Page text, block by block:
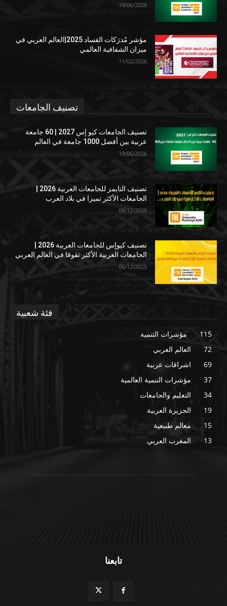
19/06/2026
مؤشر مُدرَكات الفساد 2025|العالم العربي في
ميزان الشفافية العالمي
11/02/2026
تصنيف الجامعات
تصنيف الجامعات كيو إس 2027 | 60 جامعة
عربية بين أفضل 1000 جامعة في العالم
19/06/2026
تصنيف التايمز للجامعات العربية 2026 |
الجامعات الأكثر تميزا في بلاد العرب
08/12/2025
الجامعات العربية الأكثر تفوقا في العالم العربي
06/12/2025
فئة شعبية
مؤشرات التنمية
115
العالم العربي
72
اشراقات عربية
69
مؤشرات التنمية العالمية
37
التعليم والجامعات
34
الجزيرة العربية
19
معالم طبيعية
15
المغرب العربي
13
تابعنا